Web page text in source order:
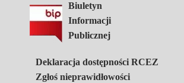
Biuletyn
Informacji
Publicznej
Deklaracja dostępności RCEZ
Zgłoś nieprawidłowości